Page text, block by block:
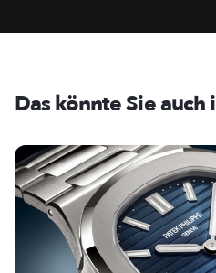
Das könnte Sie auch